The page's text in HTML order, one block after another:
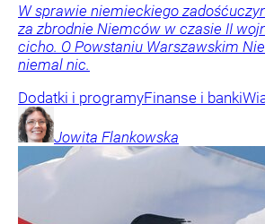
W sprawie niemieckiego
za zbrodnie Niemców w czasie II
cicho. O Powstaniu Warszawskim
niemal nic.
Dodatki i programyFinanse i banki
Jowita Flankowska